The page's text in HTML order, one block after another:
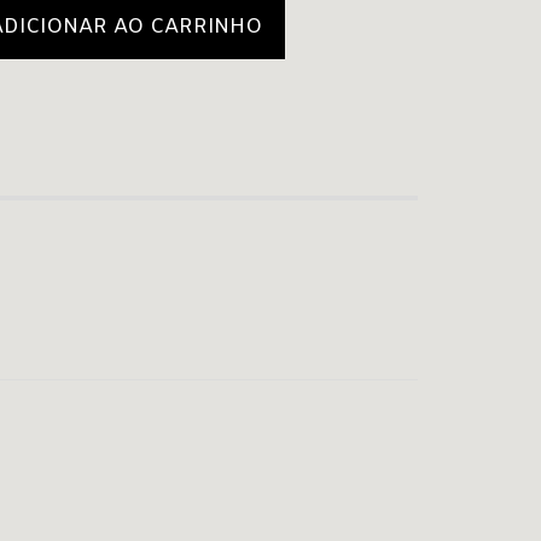
AO CARRINHO